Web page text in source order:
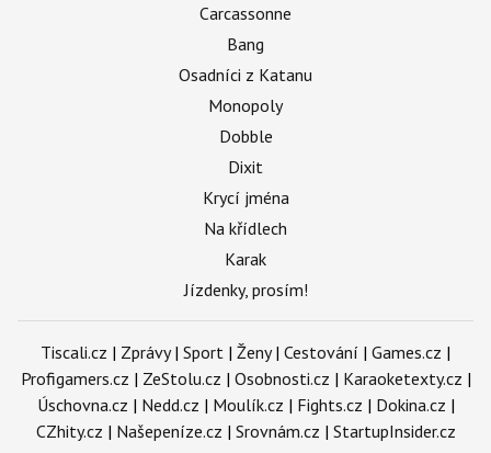
Carcassonne
Bang
Osadníci z Katanu
Monopoly
Dobble
Dixit
Krycí jména
Na křídlech
Karak
Jízdenky, prosím!
Tiscali.cz | Zprávy| Sport | Ženy| Cestování | Games.cz |
Profigamers.cz | ZeStolu.cz | Osobnosti.cz | Karaoketexty.cz |
Úschovna.cz | Nedd.cz | Moulík.cz | Fights.cz | Dokina.cz |
CZhity.cz | Našepeníze.cz | Srovnám.cz | StartupInsider.cz